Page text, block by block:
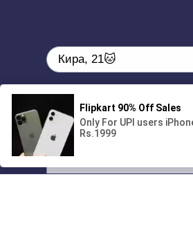
01/07
00:00
Кира, 21🐱
Поиграешь со мной? 💖🐾